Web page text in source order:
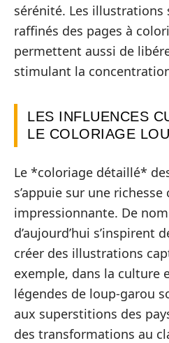
sérénité. Les illustrations
raffinés des pages à
permettent aussi de
stimulant la
LES INFLUENCES
LE COLORIAGE
Le *coloriage détaillé*
s’appuie sur une
impressionnante. De
d’aujourd’hui s’inspirent
créer des illustrations
exemple, dans la culture
légendes de loup-garou
aux superstitions des
des transformations au